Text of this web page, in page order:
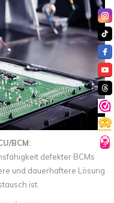
BCM:
defekter BCMs
und dauerhaftere Lösung
ist.